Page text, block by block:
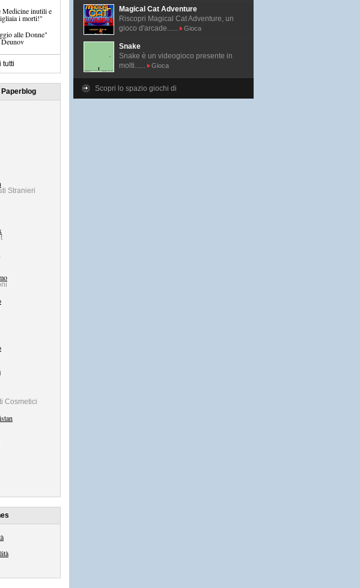
Medicine inutili e
i morti!"
alle Donne"
tutti
Stranieri
Cosmetici
Magical Cat Adventure
Riscopri Magical Cat Adventure, un
gioco d'arcade......
Gioca
Snake
Snake è un videogioco presente in
molti......
Gioca
Scopri lo spazio giochi di